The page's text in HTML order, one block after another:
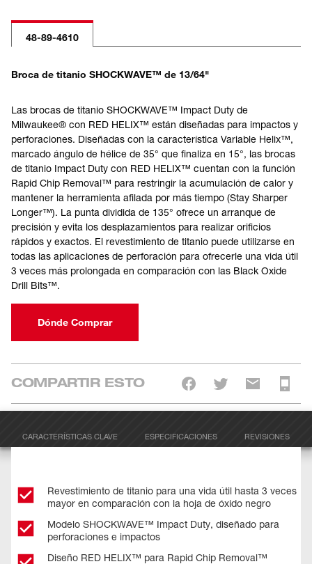
48-89-4610
Broca de titanio SHOCKWAVE™ de 13/64"
Las brocas de titanio SHOCKWAVE™ Impact Duty de
Milwaukee® con RED HELIX™ están diseñadas para impactos y
perforaciones. Diseñadas con la característica Variable Helix™,
marcado ángulo de hélice de 35° que finaliza en 15°, las brocas
de titanio Impact Duty con RED HELIX™ cuentan con la función
Rapid Chip Removal™ para restringir la acumulación de calor y
mantener la herramienta afilada por más tiempo (Stay Sharper
Longer™). La punta dividida de 135° ofrece un arranque de
precisión y evita los desplazamientos para realizar orificios
rápidos y exactos. El revestimiento de titanio puede utilizarse en
todas las aplicaciones de perforación para ofrecerle una vida útil
3 veces más prolongada en comparación con las Black Oxide
Drill Bits™.
Dónde Comprar
COMPARTIR ESTO
CARACTERÍSTICAS CLAVE ESPECIFICACIONES REVISIONES
Revestimiento de titanio para una vida útil hasta 3 veces
mayor en comparación con la hoja de óxido negro
Modelo SHOCKWAVE™ Impact Duty, diseñado para
perforaciones e impactos
Diseño RED HELIX™ para Rapid Chip Removal™